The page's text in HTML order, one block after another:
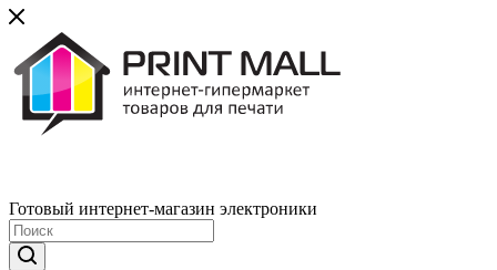
Готовый интернет-магазин электроники